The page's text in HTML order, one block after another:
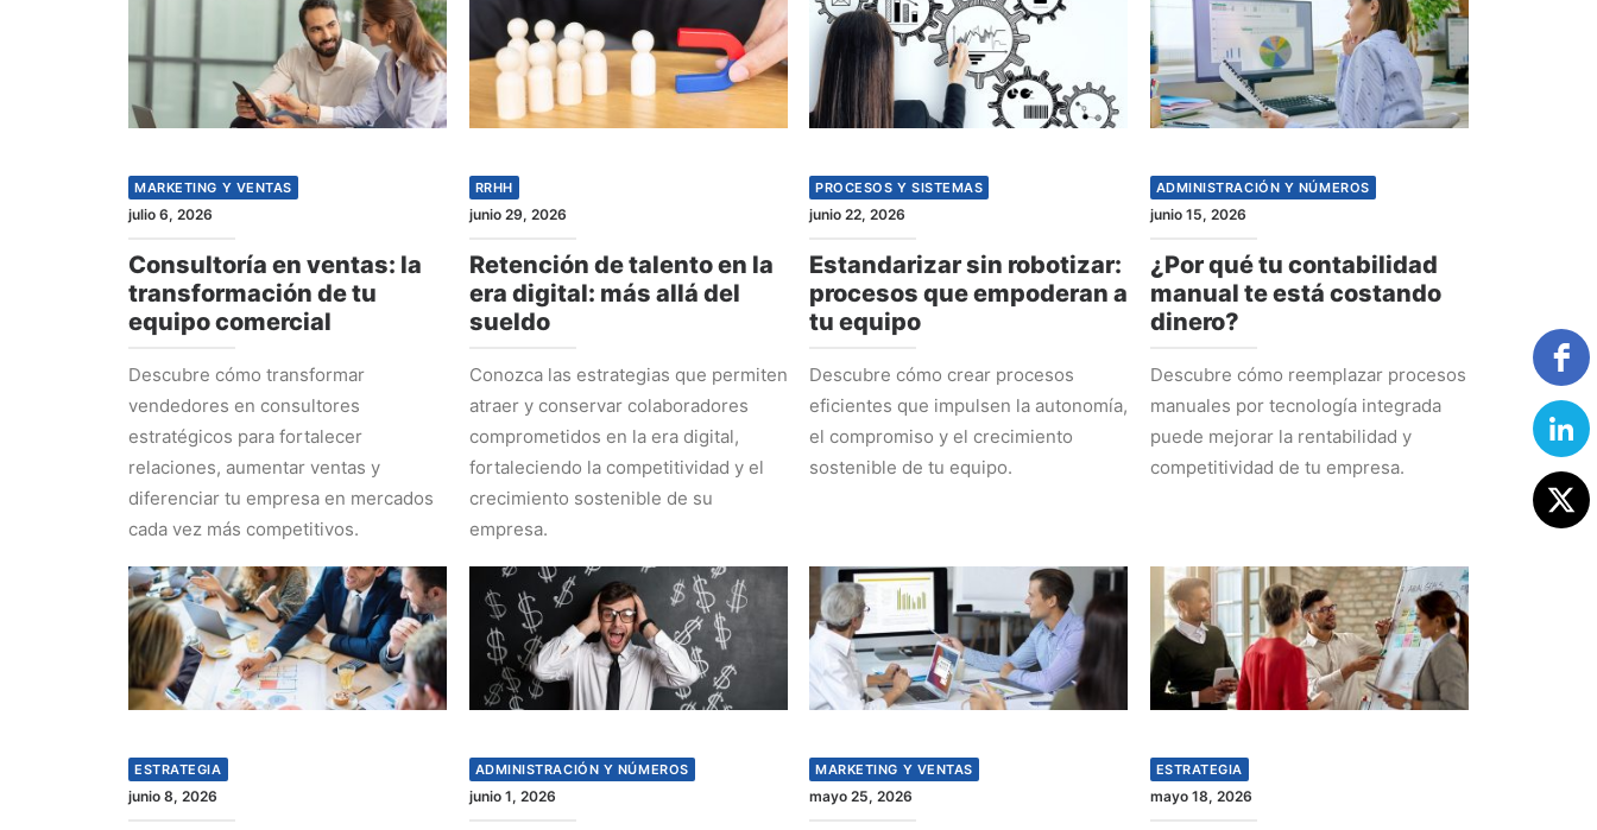
MARKETING Y VENTAS
julio 6, 2026
Consultoría en ventas: la
transformación de tu
equipo comercial
Descubre cómo transformar
vendedores en consultores
estratégicos para fortalecer
relaciones, aumentar ventas y
diferenciar tu empresa en mercados
cada vez más competitivos.
RRHH
junio 29, 2026
Retención de talento en la
era digital: más allá del
sueldo
Conozca las estrategias que permiten
atraer y conservar colaboradores
comprometidos en la era digital,
fortaleciendo la competitividad y el
crecimiento sostenible de su
empresa.
PROCESOS Y SISTEMAS
junio 22, 2026
Estandarizar sin robotizar:
procesos que empoderan a
tu equipo
Descubre cómo crear procesos
eficientes que impulsen la autonomía,
el compromiso y el crecimiento
sostenible de tu equipo.
ADMINISTRACIÓN Y NÚMEROS
junio 15, 2026
¿Por qué tu contabilidad
manual te está costando
dinero?
Descubre cómo reemplazar procesos
manuales por tecnología integrada
puede mejorar la rentabilidad y
competitividad de tu empresa.
ESTRATEGIA
junio 8, 2026
ADMINISTRACIÓN Y NÚMEROS
junio 1, 2026
MARKETING Y VENTAS
mayo 25, 2026
ESTRATEGIA
mayo 18, 2026